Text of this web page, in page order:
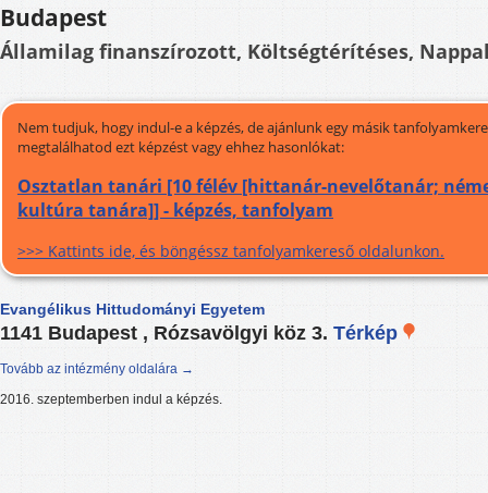
Budapest
Államilag finanszírozott, Költségtérítéses,
Nem tudjuk, hogy indul-e a képzés, de ajánlunk egy másik
megtalálhatod ezt képzést vagy ehhez hasonlókat:
Osztatlan tanári [10 félév [hittanár-nevelőtanár;
kultúra tanára]] - képzés, tanfolyam
>>> Kattints ide, és böngéssz tanfolyamkereső oldalunkon.
Evangélikus Hittudományi Egyetem
1141 Budapest , Rózsavölgyi köz 3. Térkép
Tovább az intézmény oldalára →
2016. szeptemberben indul a képzés.